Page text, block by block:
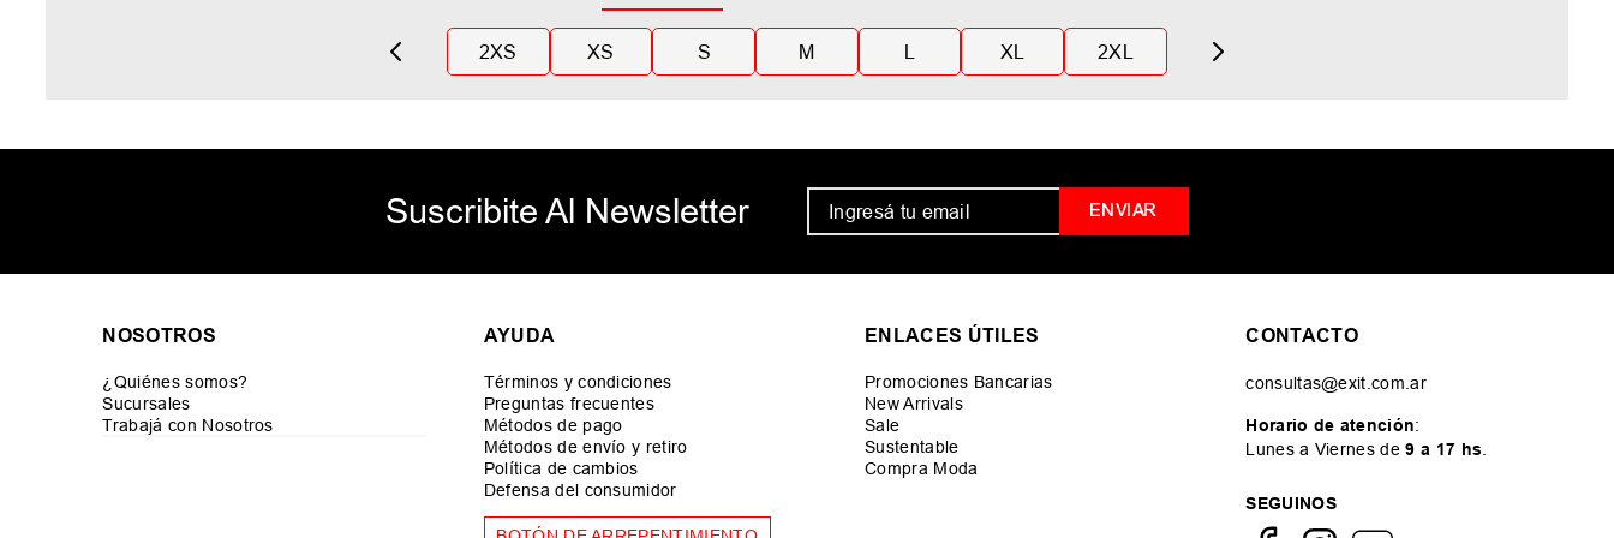
2XS XS S M L XL 2XL
Suscribite Al Newsletter ENVIAR
NOSOTROS
¿Quiénes somos?
Sucursales
Trabajá con Nosotros
AYUDA
Términos y condiciones
Preguntas frecuentes
Métodos de pago
Métodos de envío y retiro
Política de cambios
Defensa del consumidor
ENLACES ÚTILES
Promociones Bancarias
New Arrivals
Sale
Sustentable
Compra Moda
CONTACTO
consultas@exit.com.ar
Horario de atención:
Lunes a Viernes de9 a 17 hs
SEGUINOS